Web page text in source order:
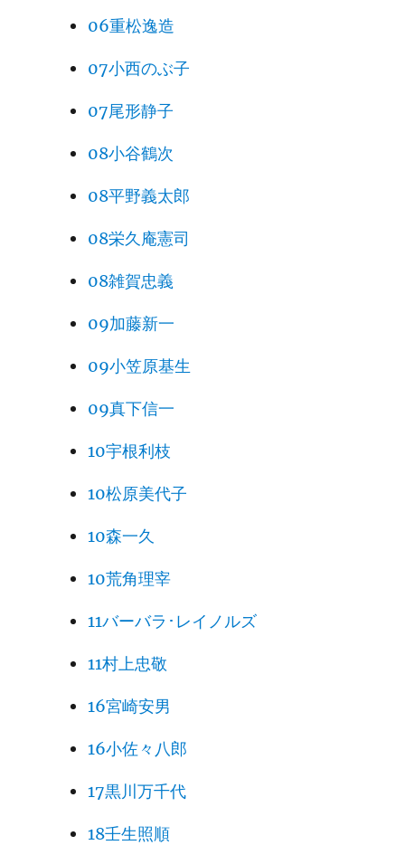
06重松逸造
07小西のぶ子
07尾形静子
08小谷鶴次
08平野義太郎
08栄久庵憲司
08雑賀忠義
09加藤新一
09小笠原基生
09真下信一
10宇根利枝
10松原美代子
10森一久
10荒角理宰
11バーバラ･レイノルズ
11村上忠敬
16宮崎安男
16小佐々八郎
17黒川万千代
18壬生照順